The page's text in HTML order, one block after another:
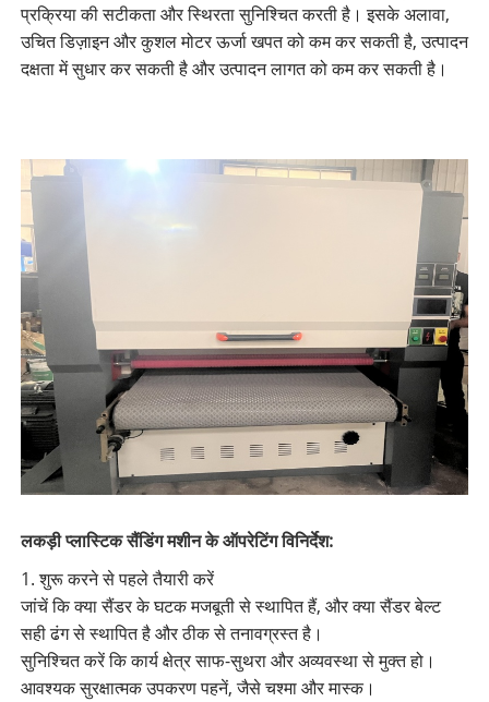
प्रक्रिया की सटीकता और स्थिरता सुनिश्चित करती है। इसके अलावा,
उचित डिज़ाइन और कुशल मोटर ऊर्जा खपत को कम कर सकती है, उत्पादन
दक्षता में सुधार कर सकती है और उत्पादन लागत को कम कर सकती है।
लकड़ी प्लास्टिक सैंडिंग मशीन के ऑपरेटिंग विनिर्देश:
1. शुरू करने से पहले तैयारी करें
जांचें कि क्या सैंडर के घटक मजबूती से स्थापित हैं, और क्या सैंडर बेल्ट
सही ढंग से स्थापित है और ठीक से तनावग्रस्त है।
सुनिश्चित करें कि कार्य क्षेत्र साफ-सुथरा और अव्यवस्था से मुक्त हो।
आवश्यक सुरक्षात्मक उपकरण पहनें, जैसे चश्मा और मास्क।